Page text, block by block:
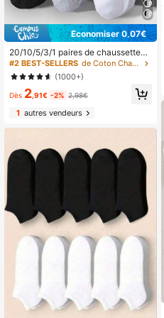
Économiser 0,07€
20/10/5/3/1 paires de chaussettes
basses en pur coton pour hommes,
blanc/noir, absorbantes, douces et r
espirantes, convenant pour un usag
e décontracté/toutes saisons, coule
ur aléatoire
#2 BEST-SELLERS
de Coton Chaussettes montantes pour hommes
(1000+)
Dès 2,91€ -2% 2,98€
1autres vendeurs